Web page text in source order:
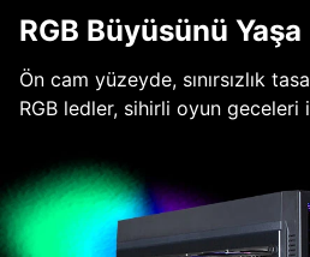
RGB Büyüsünü Yaşa
Ön cam yüzeyde, sınırsızlık
RGB ledler, sihirli oyun geceleri